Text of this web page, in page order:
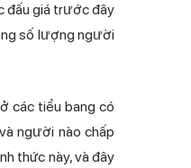
đấu giá trước đây
số lượng người
các tiểu bang có
người nào chấp
thức này, và đây